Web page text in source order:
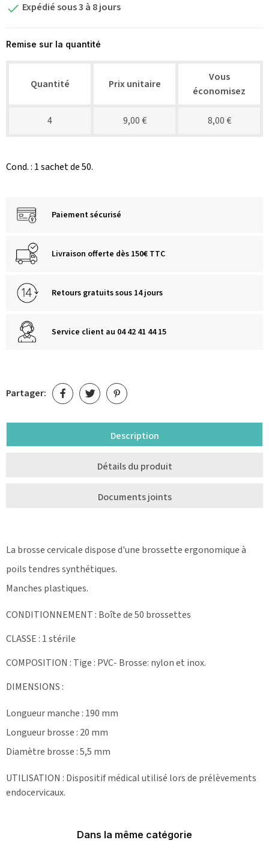
 Expédié sous 3 à 8 jours
Remise sur la quantité
Quantité Prix unitaire
Vous
économisez
4 9,00 € 8,00 €
Cond. : 1 sachet de 50.
Paiement sécurisé
Livraison offerte dès 150€ TTC
Retours gratuits sous 14 jours
Service client au 04 42 41 44 15
Partager:
Description
Détails du produit
Documents joints
La brosse cervicale dispose d'une brossette ergonomique à
poils tendres synthétiques.
Manches plastiques.
CONDITIONNEMENT : Boîte de 50 brossettes
CLASSE : 1 stérile
COMPOSITION : Tige : PVC- Brosse: nylon et inox.
DIMENSIONS :
Longueur manche : 190 mm
Longueur brosse : 20 mm
Diamètre brosse : 5,5 mm
UTILISATION : Dispositif médical utilisé lors de prélèvements
endocervicaux.
Dans la même catégorie